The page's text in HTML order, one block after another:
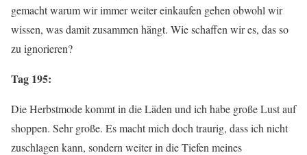
gemacht warum wir immer weiter einkaufen gehen obwohl wir
wissen, was damit zusammen hängt. Wie schaffen wir es, das so
zu ignorieren?
Tag 195:
Die Herbstmode kommt in die Läden und ich habe große Lust auf
shoppen. Sehr große. Es macht mich doch traurig, dass ich nicht
zuschlagen kann, sondern weiter in die Tiefen meines